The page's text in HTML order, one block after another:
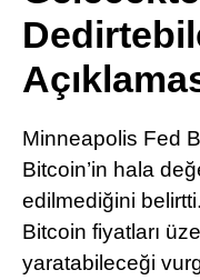
Minneapolis Fed
Bitcoin’in hala
edilmediğini
Bitcoin fiyatları
yaratabileceği